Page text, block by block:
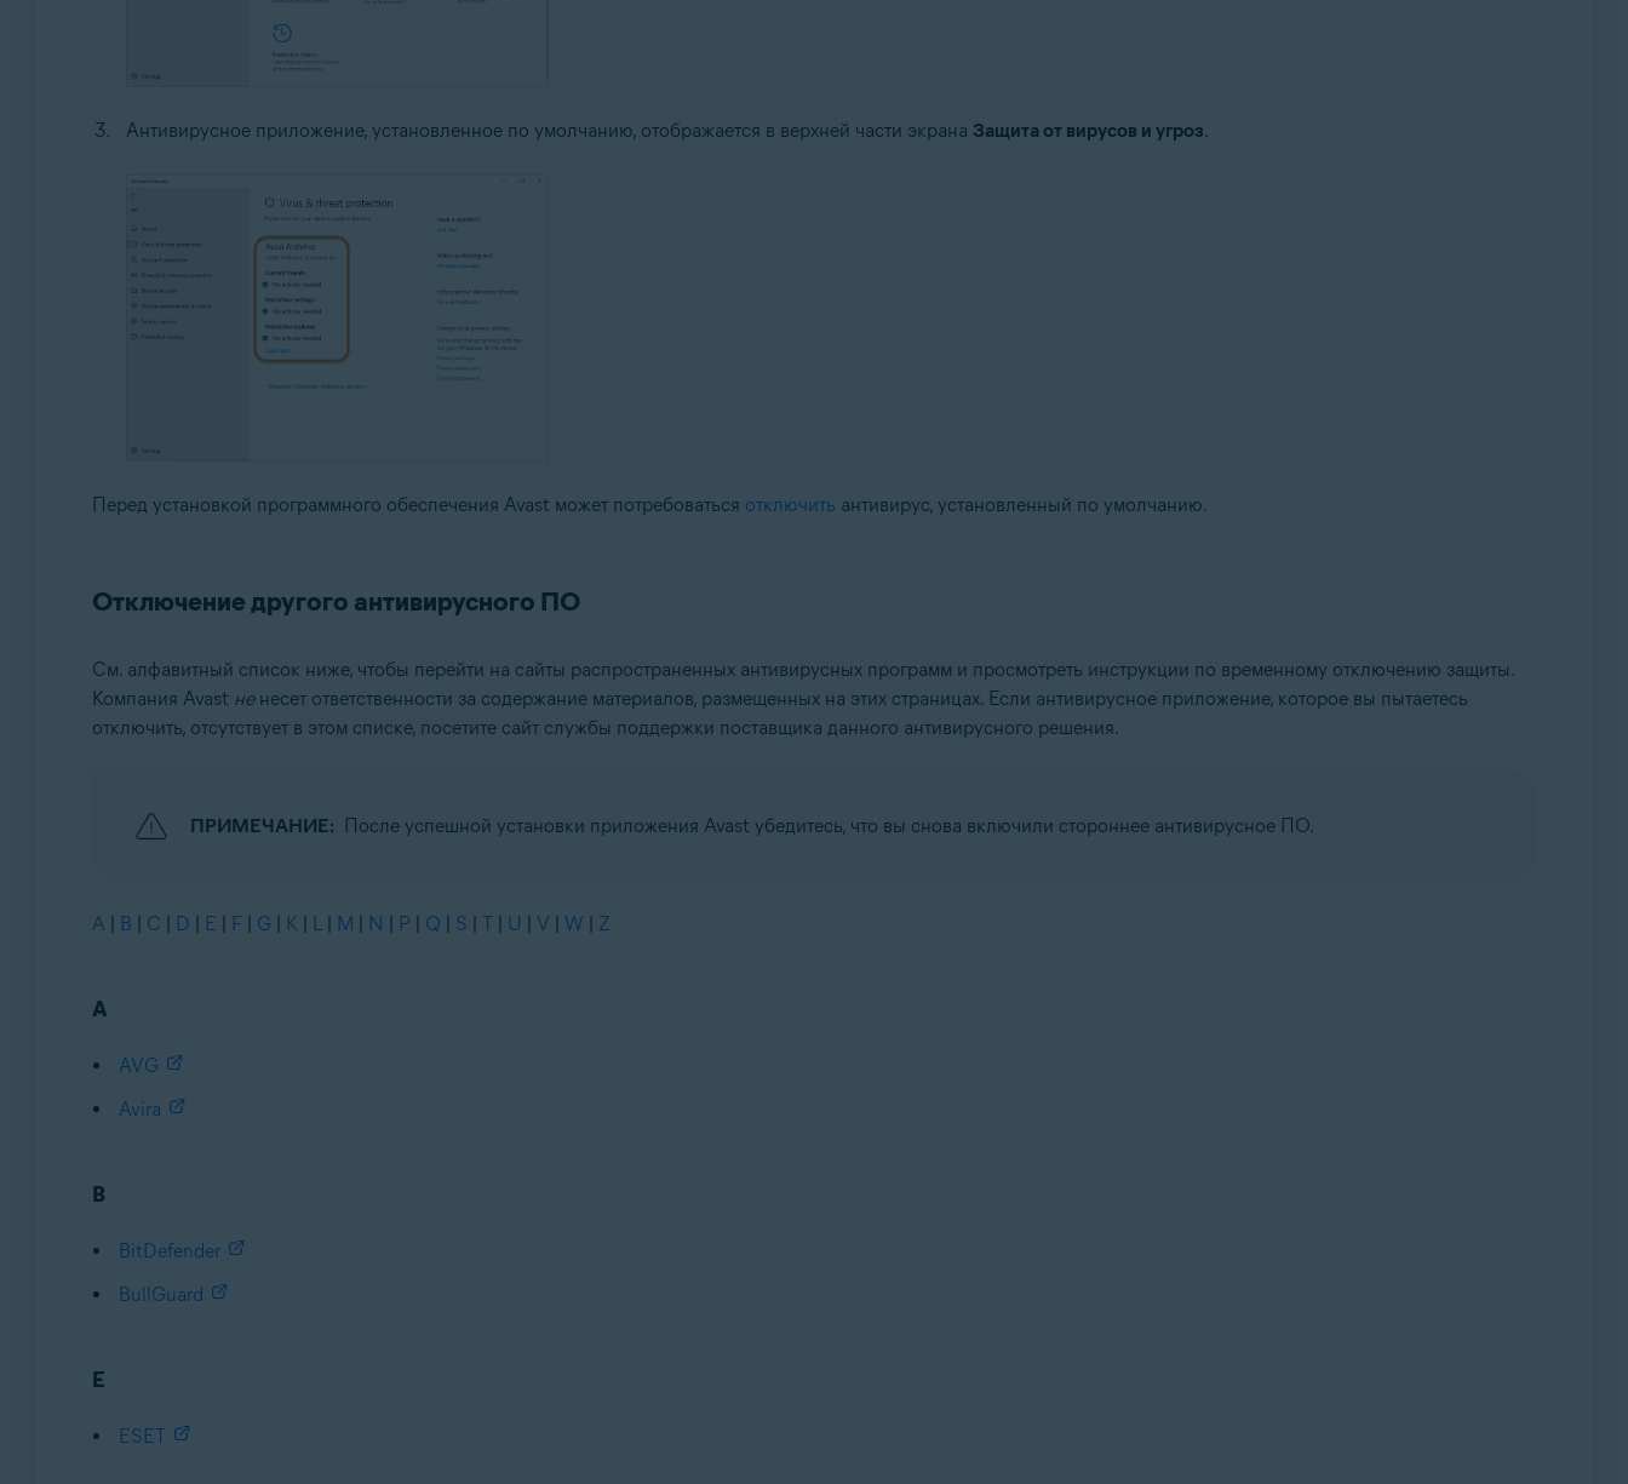
Антивирусное приложение, установленное по умолчанию, отображается в верхней части экрана Защита от вирусов и угроз.
Перед установкой программного обеспечения Avast может потребоваться отключить антивирус, установленный по умолчанию.
Отключение другого антивирусного ПО
См. алфавитный список ниже, чтобы перейти на сайты распространенных антивирусных программ и просмотреть инструкции по временному отключению защиты.
Компания Avast ненесет ответственности за содержание материалов, размещенных на этих страницах. Если антивирусное приложение, которое вы пытаетесь
отключить, отсутствует в этом списке, посетите сайт службы поддержки поставщика данного антивирусного решения.
ПРИМЕЧАНИЕ: После успешной установки приложения Avast убедитесь, что вы снова включили стороннее антивирусное ПО.
A | B | C | D | E | F | G | K | L | M | N | P | Q | S | T | U | V | W | Z
A
AVG
Avira
B
BitDefender
BullGuard
E
ESET